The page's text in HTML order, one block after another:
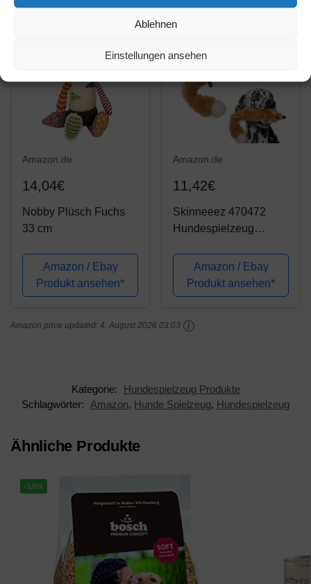
Ablehnen
Einstellungen ansehen
Kleine Medium Hund
Hunde
Amazon.de
14,04€
Nobby Plüsch Fuchs
33 cm
Amazon / Ebay
Produkt ansehen*
Amazon.de
11,42€
Skinneeez 470472
Hundespielzeug
Amazon / Ebay
Produkt ansehen*
Amazon price updated: 4. August 2026 03:03
Kategorie:
Hundespielzeug Produkte
Schlagwörter:
Amazon, Hunde Spielzeug, Hundespielzeug
Ähnliche Produkte
-16%